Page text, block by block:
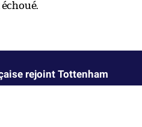
rejoint Tottenham